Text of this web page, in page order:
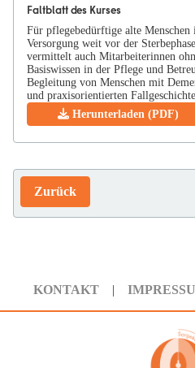
Faltblatt des Kurses
Für pflegebedürftige alte
Versorgung weit vor der
vermittelt auch Mitarbeiterinnen
Basiswissen in der Pflege und
Begleitung von Menschen mit
und praxisorientierten Fallgeschichte.
Herunterladen (PDF)
Zurück
KONTAKT